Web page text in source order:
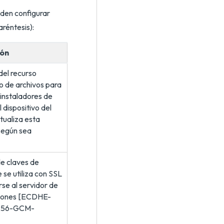
configurar
recurso
de archivos para
de
dispositivo del
esta
sea
claves de
utiliza con SSL
al servidor de
[ECDHE-
GCM-